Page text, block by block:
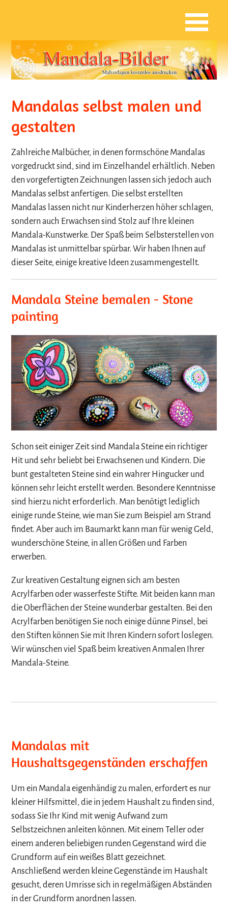
Mandalas selbst malen und
gestalten
Zahlreiche Malbücher, in denen formschöne Mandalas
vorgedruckt sind, sind im Einzelhandel erhältlich. Neben
den vorgefertigten Zeichnungen lassen sich jedoch auch
Mandalas selbst anfertigen. Die selbst erstellten
Mandalas lassen nicht nur Kinderherzen höher schlagen,
sondern auch Erwachsen sind Stolz auf Ihre kleinen
Mandala-Kunstwerke. Der Spaß beim Selbsterstellen von
Mandalas ist unmittelbar spürbar. Wir haben Ihnen auf
dieser Seite, einige kreative Ideen zusammengestellt.
Mandala Steine bemalen - Stone
painting
Schon seit einiger Zeit sind Mandala Steine ein richtiger
Hit und sehr beliebt bei Erwachsenen und Kindern. Die
bunt gestalteten Steine sind ein wahrer Hingucker und
können sehr leicht erstellt werden. Besondere Kenntnisse
sind hierzu nicht erforderlich. Man benötigt lediglich
einige runde Steine, wie man Sie zum Beispiel am Strand
findet. Aber auch im Baumarkt kann man für wenig Geld,
wunderschöne Steine, in allen Größen und Farben
erwerben.
Zur kreativen Gestaltung eignen sich am besten
Acrylfarben oder wasserfeste Stifte. Mit beiden kann man
die Oberflächen der Steine wunderbar gestalten. Bei den
Acrylfarben benötigen Sie noch einige dünne Pinsel, bei
den Stiften können Sie mit Ihren Kindern sofort loslegen.
Wir wünschen viel Spaß beim kreativen Anmalen Ihrer
Mandala-Steine.
Mandalas mit
Haushaltsgegenständen erschaffen
Um ein Mandala eigenhändig zu malen, erfordert es nur
kleiner Hilfsmittel, die in jedem Haushalt zu finden sind,
sodass Sie Ihr Kind mit wenig Aufwand zum
Selbstzeichnen anleiten können. Mit einem Teller oder
einem anderen beliebigen runden Gegenstand wird die
Grundform auf ein weißes Blatt gezeichnet.
Anschließend werden kleine Gegenstände im Haushalt
gesucht, deren Umrisse sich in regelmäßigen Abständen
in der Grundform anordnen lassen.